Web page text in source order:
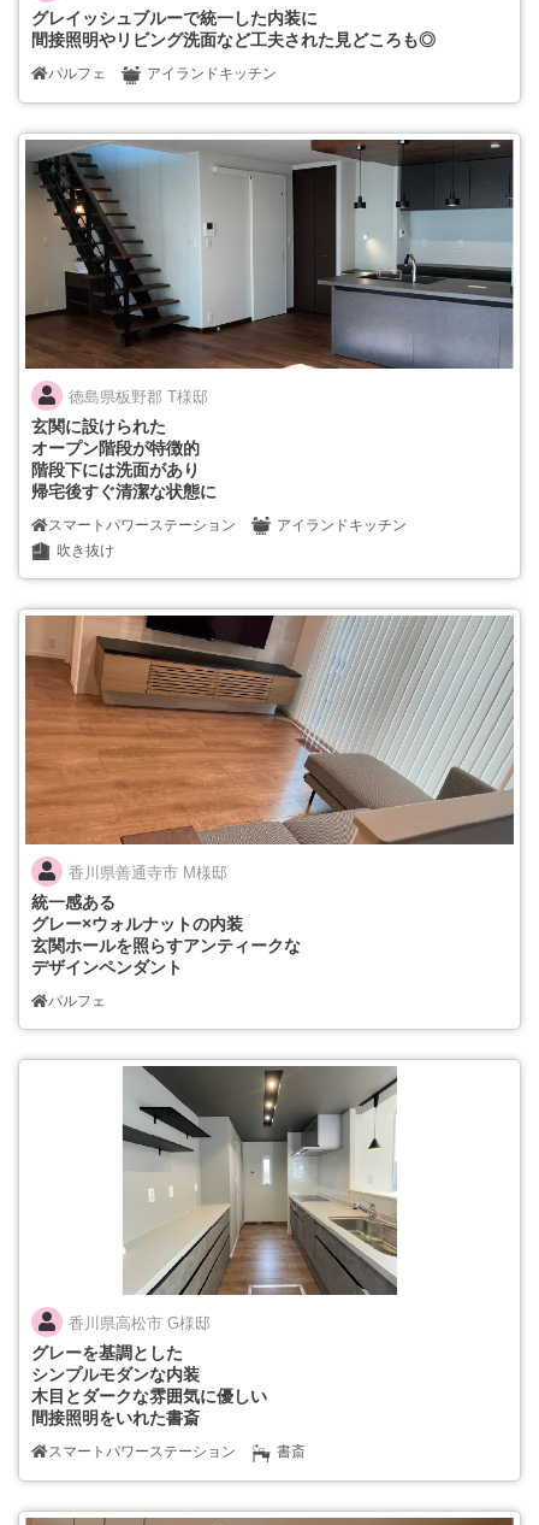
グレイッシュブルーで統一した内装に
間接照明やリビング洗面など工夫された見どころも◎
パルフェ アイランドキッチン
徳島県板野郡 T様邸
玄関に設けられた
オープン階段が特徴的
階段下には洗面があり
帰宅後すぐ清潔な状態に
スマートパワーステーション
アイランドキッチン
吹き抜け
香川県善通寺市 M様邸
統一感ある
グレー×ウォルナットの内装
玄関ホールを照らすアンティークな
デザインペンダント
パルフェ
香川県高松市 G様邸
グレーを基調とした
シンプルモダンな内装
木目とダークな雰囲気に優しい
間接照明をいれた書斎
スマートパワーステーション 書斎